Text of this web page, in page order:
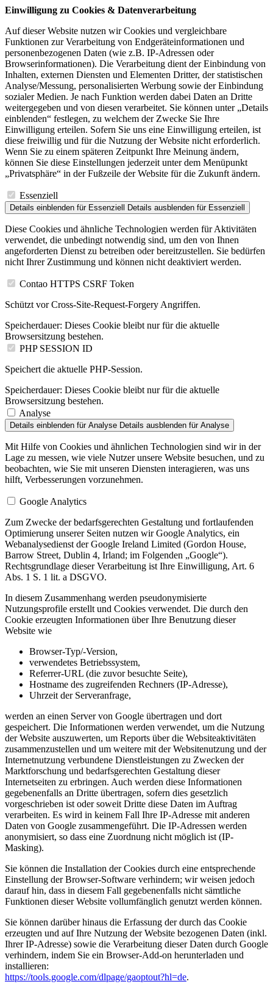
Einwilligung zu Cookies & Datenverarbeitung
Auf dieser Website nutzen wir Cookies und vergleichbare
Funktionen zur Verarbeitung von Endgeräteinformationen und
personenbezogenen Daten (wie z.B. IP-Adressen oder
Browserinformationen). Die Verarbeitung dient der Einbindung von
Inhalten, externen Diensten und Elementen Dritter, der statistischen
Analyse/Messung, personalisierten Werbung sowie der Einbindung
sozialer Medien. Je nach Funktion werden dabei Daten an Dritte
weitergegeben und von diesen verarbeitet. Sie können unter „Details
einblenden“ festlegen, zu welchem der Zwecke Sie Ihre
Einwilligung erteilen. Sofern Sie uns eine Einwilligung erteilen, ist
diese freiwillig und für die Nutzung der Website nicht erforderlich.
Wenn Sie zu einem späteren Zeitpunkt Ihre Meinung ändern,
können Sie diese Einstellungen jederzeit unter dem Menüpunkt
„Privatsphäre“ in der Fußzeile der Website für die Zukunft ändern.
Essenziell
Details einblenden für Essenziell Details ausblenden für Essenziell
Diese Cookies und ähnliche Technologien werden für Aktivitäten
verwendet, die unbedingt notwendig sind, um den von Ihnen
angeforderten Dienst zu betreiben oder bereitzustellen. Sie bedürfen
nicht Ihrer Zustimmung und können nicht deaktiviert werden.
Contao HTTPS CSRF Token
Schützt vor Cross-Site-Request-Forgery Angriffen.
Speicherdauer: Dieses Cookie bleibt nur für die aktuelle
Browsersitzung bestehen.
PHP SESSION ID
Speichert die aktuelle PHP-Session.
Speicherdauer: Dieses Cookie bleibt nur für die aktuelle
Browsersitzung bestehen.
Analyse
Details einblenden für Analyse Details ausblenden für Analyse
Mit Hilfe von Cookies und ähnlichen Technologien sind wir in der
Lage zu messen, wie viele Nutzer unsere Website besuchen, und zu
beobachten, wie Sie mit unseren Diensten interagieren, was uns
hilft, Verbesserungen vorzunehmen.
Google Analytics
Zum Zwecke der bedarfsgerechten Gestaltung und fortlaufenden
Optimierung unserer Seiten nutzen wir Google Analytics, ein
Webanalysedienst der Google Ireland Limited (Gordon House,
Barrow Street, Dublin 4, Irland; im Folgenden „Google“).
Rechtsgrundlage dieser Verarbeitung ist Ihre Einwilligung, Art. 6
Abs. 1 S. 1 lit. a DSGVO.
In diesem Zusammenhang werden pseudonymisierte
Nutzungsprofile erstellt und Cookies verwendet. Die durch den
Cookie erzeugten Informationen über Ihre Benutzung dieser
Website wie
Browser-Typ/-Version,
verwendetes Betriebssystem,
Referrer-URL (die zuvor besuchte Seite),
Hostname des zugreifenden Rechners (IP-Adresse),
Uhrzeit der Serveranfrage,
werden an einen Server von Google übertragen und dort
gespeichert. Die Informationen werden verwendet, um die Nutzung
der Website auszuwerten, um Reports über die Websiteaktivitäten
zusammenzustellen und um weitere mit der Websitenutzung und der
Internetnutzung verbundene Dienstleistungen zu Zwecken der
Marktforschung und bedarfsgerechten Gestaltung dieser
Internetseiten zu erbringen. Auch werden diese Informationen
gegebenenfalls an Dritte übertragen, sofern dies gesetzlich
vorgeschrieben ist oder soweit Dritte diese Daten im Auftrag
verarbeiten. Es wird in keinem Fall Ihre IP-Adresse mit anderen
Daten von Google zusammengeführt. Die IP-Adressen werden
anonymisiert, so dass eine Zuordnung nicht möglich ist (IP-
Masking).
Sie können die Installation der Cookies durch eine entsprechende
Einstellung der Browser-Software verhindern; wir weisen jedoch
darauf hin, dass in diesem Fall gegebenenfalls nicht sämtliche
Funktionen dieser Website vollumfänglich genutzt werden können.
Sie können darüber hinaus die Erfassung der durch das Cookie
erzeugten und auf Ihre Nutzung der Website bezogenen Daten (inkl.
Ihrer IP-Adresse) sowie die Verarbeitung dieser Daten durch Google
verhindern, indem Sie ein Browser-Add-on herunterladen und
installieren:
https://tools.google.com/dlpage/gaoptout?hl=de.